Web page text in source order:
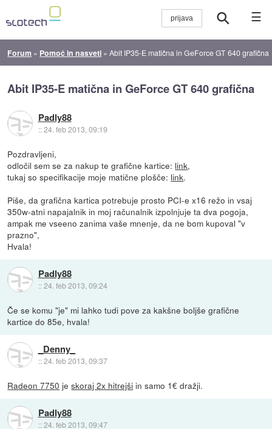
☰
Forum » Pomoč in nasveti »Abit IP35-E matična in GeForce GT 640 grafična
Abit IP35-E matična in GeForce GT 640 grafična
Padly88
::24. feb 2013, 09:19
Pozdravljeni,
odločil sem se za nakup te grafične kartice: link,
tukaj so specifikacije moje matične plošče: link.
Piše, da grafična kartica potrebuje prosto PCI-e x16 režo in vsaj
350w-atni napajalnik in moj računalnik izpolnjuje ta dva pogoja,
ampak me vseeno zanima vaše mnenje, da ne bom kupoval "v
prazno",
Hvala!
Padly88
::24. feb 2013, 09:24
Če se komu "je" mi lahko tudi pove za kakšne boljše grafične
kartice do 85e, hvala!
_Denny_
::24. feb 2013, 09:37
Radeon 7750 jeskoraj 2x hitrejši in samo 1€ dražji.
Padly88
::24. feb 2013, 09:47